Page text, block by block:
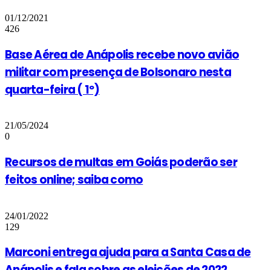
01/12/2021
426
Base Aérea de Anápolis recebe novo avião
militar com presença de Bolsonaro nesta
quarta-feira ( 1º)
21/05/2024
0
Recursos de multas em Goiás poderão ser
feitos online; saiba como
24/01/2022
129
Marconi entrega ajuda para a Santa Casa de